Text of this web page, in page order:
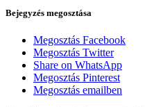
Bejegyzés megosztása
Megosztás Facebook
Megosztás Twitter
Share on WhatsApp
Megosztás Pinterest
Megosztás emailben